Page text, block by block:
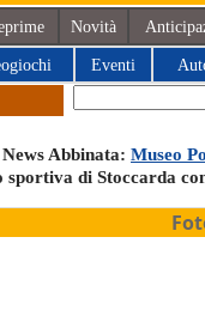
Novità
Eventi
Abbinata: Museo
sportiva di Stoccarda